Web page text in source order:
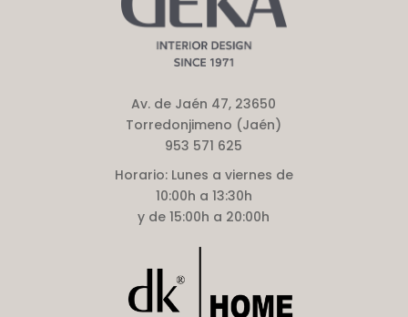
Av. de Jaén 47, 23650
Torredonjimeno (Jaén)
953 571 625
Horario:Lunes a viernes de
10:00h a 13:30h
y de 15:00h a 20:00h